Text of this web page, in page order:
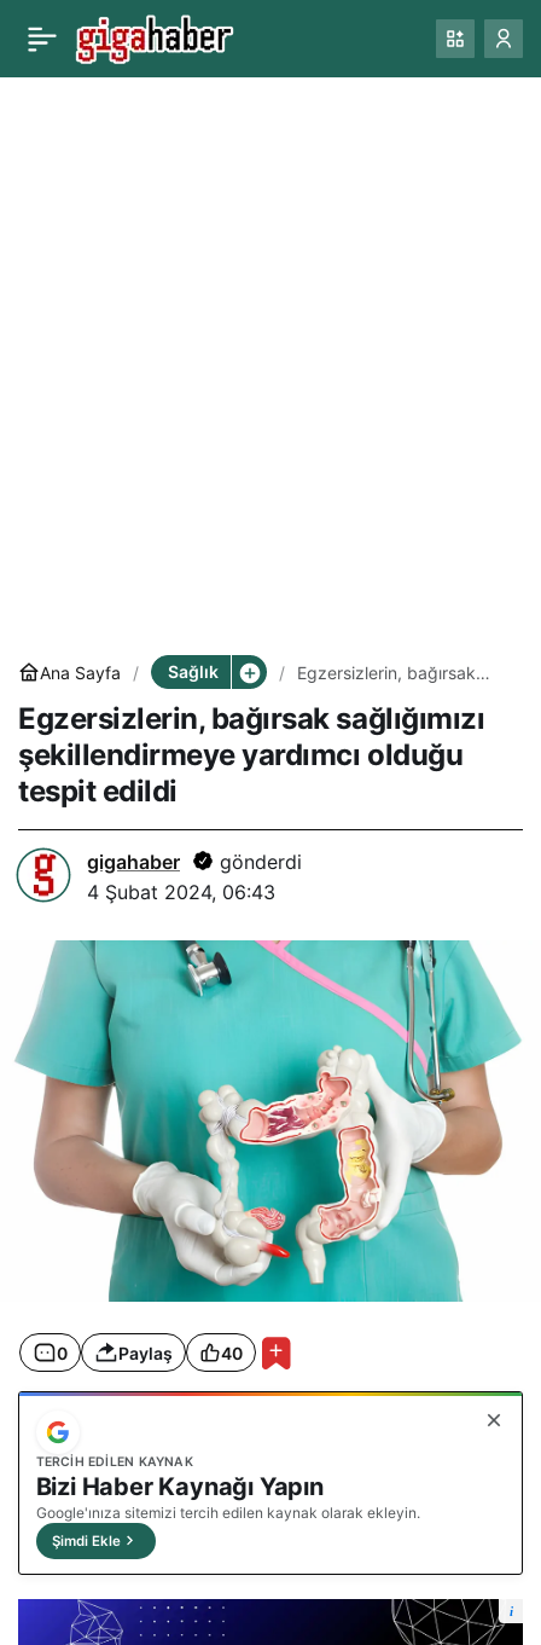
Ana Sayfa Sağlık
Egzersizlerin, bağırsak
yardımcı olduğu tespit
edildi
Egzersizlerin, bağırsak sağlığımızı
şekillendirmeye yardımcı olduğu
tespit edildi
gigahaber
gönderdi
4 Şubat 2024, 06:43
0 Paylaş 40
TERCIH EDILEN KAYNAK
Bizi Haber Kaynağı Yapın
Google'ınıza sitemizi tercih edilen kaynak olarak ekleyin.
Şimdi Ekle
i
Bilim insanları, insan Paylaş